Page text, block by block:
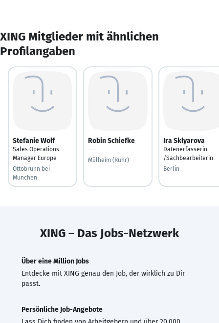
XING Mitglieder mit ähnlichen
Profilangaben
Stefanie Wolf
Sales Operations
Manager Europe
Ottobrunn bei
München
Robin Schiefke
---
Mülheim (Ruhr)
Ira Sklyarova
Datenerfasserin
/Sachbearbeiterin
Berlin
XING – Das Jobs-Netzwerk
Über eine Million Jobs
Entdecke mit XING genau den Job, der wirklich zu Dir
passt.
Persönliche Job-Angebote